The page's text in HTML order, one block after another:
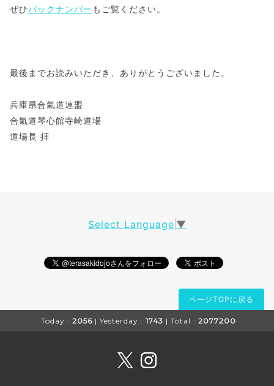
ぜひバックナンバー もご覧ください。
最後までお読みいただき、ありがとうございました。
兵庫県合氣道連盟
合氣道琴心館寺崎道場
道場長 拝
Select Language ▼
ページTOPに戻る
Today : 2056 | Yesterday : 1743 | Total : 2077200